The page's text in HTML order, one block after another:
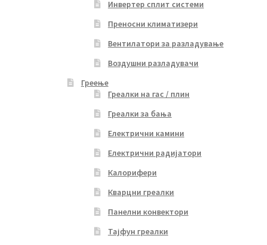
Инвертер сплит системи
Преносни климатизери
Вентилатори за разладување
Воздушни разладувачи
Греење
Греалки на гас / плин
Греалки за бања
Електрични камини
Електрични радијатори
Калорифери
Кварцни греалки
Панелни конвектори
Тајфун греалки